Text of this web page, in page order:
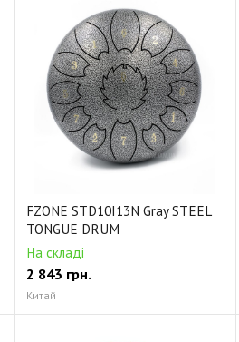
FZONE STD10I13N Gray STEEL
TONGUE DRUM
На складі
2 843 грн.
Китай